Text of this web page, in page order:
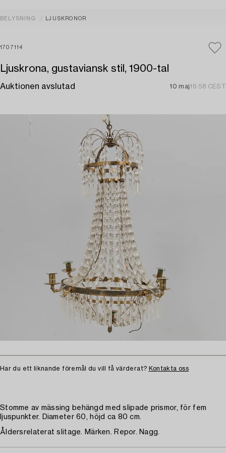
BELYSNING LJUSKRONOR
1707114
Ljuskrona, gustaviansk stil, 1900-tal
Auktionen avslutad 10 maj16:58 CEST
Har du ett liknande föremål du vill få värderat? Kontakta oss
Stomme av mässing behängd med slipade prismor, för fem
ljuspunkter. Diameter 60, höjd ca 80 cm.
Åldersrelaterat slitage. Märken. Repor. Nagg.